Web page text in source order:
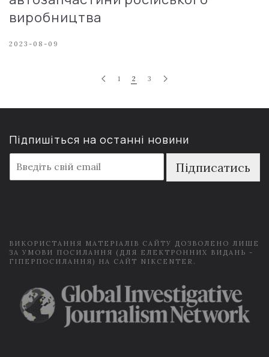
виробництва
2023-08-09
1 2 3
Підпишіться на останні новини
m
a
Підписатись
ВИКОРИСТАННЯ МАТЕРІАЛІВ САЙТУ ДОЗВОЛЕНО ЛИШЕ
ЗА УМОВИ ПОСИЛАННЯ (ДЛЯ ЕЛЕКТРОННИХ ВИДАНЬ -
ГІПЕРПОСИЛАННЯ) НА САЙТ NIKCENTER.